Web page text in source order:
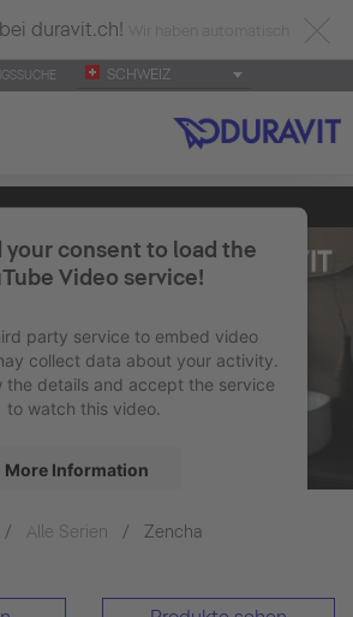
duravit.ch!
erkannt.
SCHWEIZ
your consent to load the
Video service!
party service to embed video
collect data about your activity.
the details and accept the service
to watch this video.
More Information
Accept
Alle Serien Zencha